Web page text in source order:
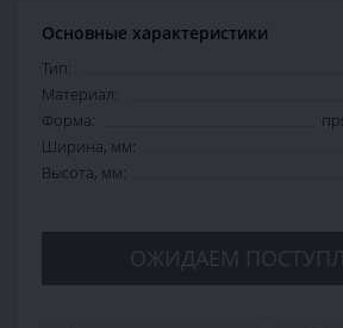
Основные характеристики
Тип:
Материал:
Форма:
Ширина, мм:
Высота, мм:
ОЖИДАЕМ